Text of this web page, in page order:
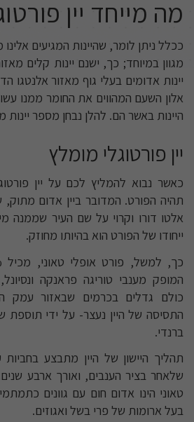
מה מייחד יין
ככלל ניתן לומר, שהיינות המגיעים
מגוון במיוחד; כך, ישנם יינות קלים
יינות אדומים בעלי גוף מאזור אלנטגו
אלון השעם המהווים את החומר ממנו
היינות באשר הם. להלן נבחן מספר יינות
יין פורטוגלי מומלץ
כאשר נבוא להמליץ לכם על יין
תהיה הפורט. המדובר ביין אדום מתוק,
אלטו דורו וקרוי על שם העיר שממנה
ייחודו של הפורט הוא בהיותו מחוזק.
המופק מענבי טוריגה פראנקה
כולם גדלים בכרמים שבאזור עמק
התסיסה של היין נעצר- על ידי תוספת
ברנדי.
תהליך היישון של היין מתבצע
שלאחר בציר הענבים, ואורך ארבע
טאוני הינו אדום חום עם גוונים
בעל ארומות של פרי בשל ואגוזים.